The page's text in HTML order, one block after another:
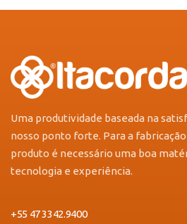
Uma produtividade baseada na
nosso ponto forte. Para a
produto é necessário uma boa
tecnologia e experiência.
+55 47 3342.9400